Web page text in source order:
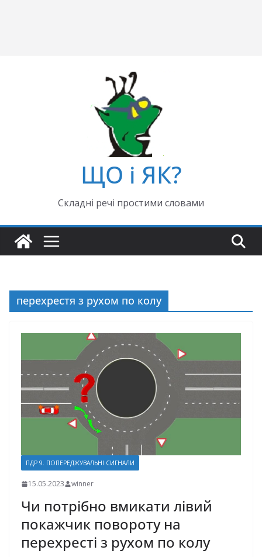
ЩО і ЯК?
Складні речі простими словами
перехрестя з рухом по колу
ПДР 9. ПОПЕРЕДЖУВАЛЬНІ СИГНАЛИ
15.05.2023 winner
Чи потрібно вмикати лівий
покажчик повороту на
перехресті з рухом по колу